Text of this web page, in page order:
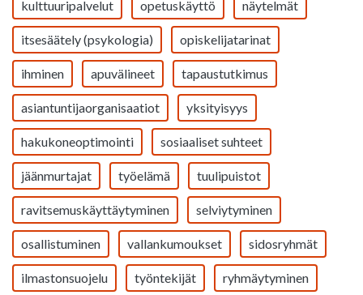
kulttuuripalvelut opetuskäyttö näytelmät
itsesäätely (psykologia) opiskelijatarinat
ihminen apuvälineet tapaustutkimus
asiantuntijaorganisaatiot yksityisyys
hakukoneoptimointi sosiaaliset suhteet
jäänmurtajat työelämä tuulipuistot
ravitsemuskäyttäytyminen selviytyminen
osallistuminen vallankumoukset sidosryhmät
ilmastonsuojelu työntekijät ryhmäytyminen